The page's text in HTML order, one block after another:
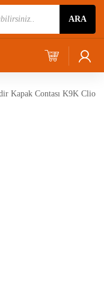
ARA
Kapak Contası K9K Clio